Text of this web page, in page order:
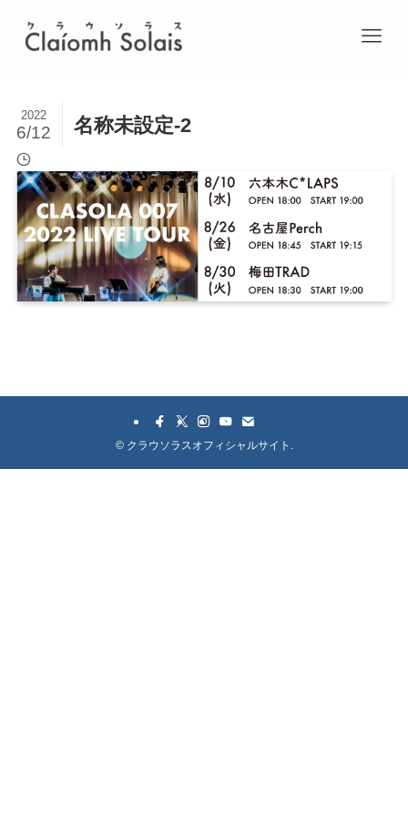
名称未設定-2
2022
6/12
©クラウソラスオフィシャルサイト.